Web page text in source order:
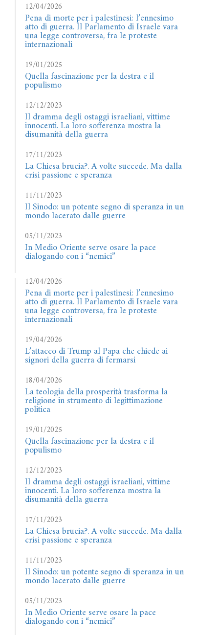
12/04/2026
Pena di morte per i palestinesi: l’ennesimo
atto di guerra. Il Parlamento di Israele vara
una legge controversa, fra le proteste
internazionali
19/01/2025
Quella fascinazione per la destra e il
populismo
12/12/2023
Il dramma degli ostaggi israeliani, vittime
innocenti. La loro sofferenza mostra la
disumanità della guerra
17/11/2023
La Chiesa brucia?. A volte succede. Ma dalla
crisi passione e speranza
11/11/2023
Il Sinodo: un potente segno di speranza in un
mondo lacerato dalle guerre
05/11/2023
In Medio Oriente serve osare la pace
dialogando con i “nemici”
12/04/2026
Pena di morte per i palestinesi: l’ennesimo
atto di guerra. Il Parlamento di Israele vara
una legge controversa, fra le proteste
internazionali
19/04/2026
L’attacco di Trump al Papa che chiede ai
signori della guerra di fermarsi
18/04/2026
La teologia della prosperità trasforma la
religione in strumento di legittimazione
politica
19/01/2025
Quella fascinazione per la destra e il
populismo
12/12/2023
Il dramma degli ostaggi israeliani, vittime
innocenti. La loro sofferenza mostra la
disumanità della guerra
17/11/2023
La Chiesa brucia?. A volte succede. Ma dalla
crisi passione e speranza
11/11/2023
Il Sinodo: un potente segno di speranza in un
mondo lacerato dalle guerre
05/11/2023
In Medio Oriente serve osare la pace
dialogando con i “nemici”